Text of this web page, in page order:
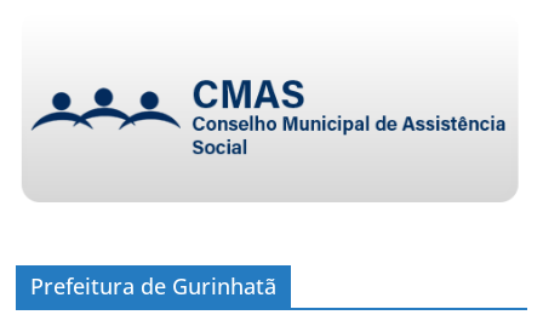
Prefeitura de Gurinhatã